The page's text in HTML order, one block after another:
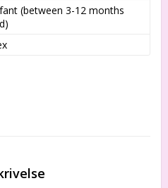
(between 3-12 months